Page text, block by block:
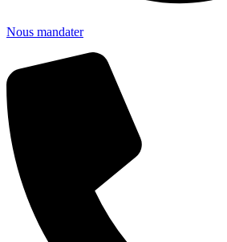
Nous mandater